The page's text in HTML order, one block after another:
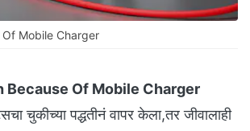
Mobile Charger
Because Of Mobile Charger
चुकीच्या पद्धतीनं वापर केला,तर जीवालाही